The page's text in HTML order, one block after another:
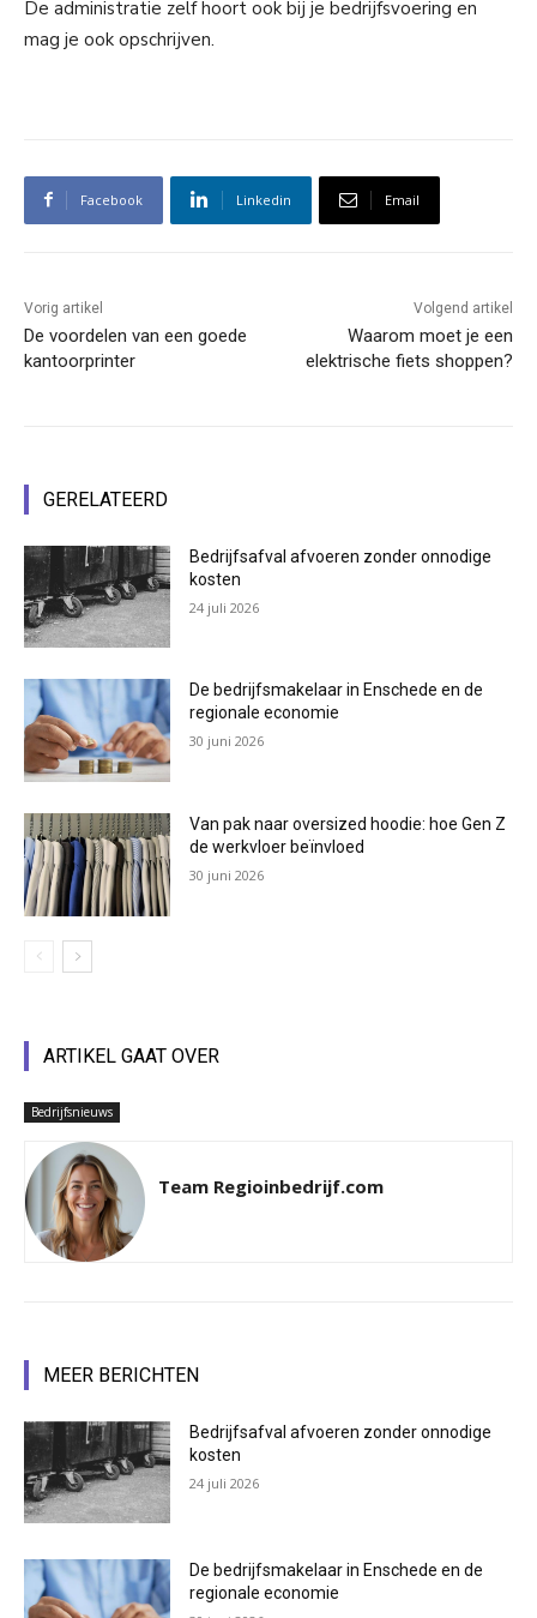
De administratie zelf hoort ook bij je bedrijfsvoering en
mag je ook opschrijven.
Facebook Linkedin Email
Vorig artikel
De voordelen van een goede
kantoorprinter
Volgend artikel
Waarom moet je een
elektrische fiets shoppen?
GERELATEERD
Bedrijfsafval afvoeren zonder onnodige
kosten
24 juli 2026
De bedrijfsmakelaar in Enschede en de
regionale economie
30 juni 2026
Van pak naar oversized hoodie: hoe Gen Z
de werkvloer beïnvloed
30 juni 2026
ARTIKEL GAAT OVER
Bedrijfsnieuws
Team Regioinbedrijf.com
MEER BERICHTEN
Bedrijfsafval afvoeren zonder onnodige
kosten
24 juli 2026
De bedrijfsmakelaar in Enschede en de
regionale economie